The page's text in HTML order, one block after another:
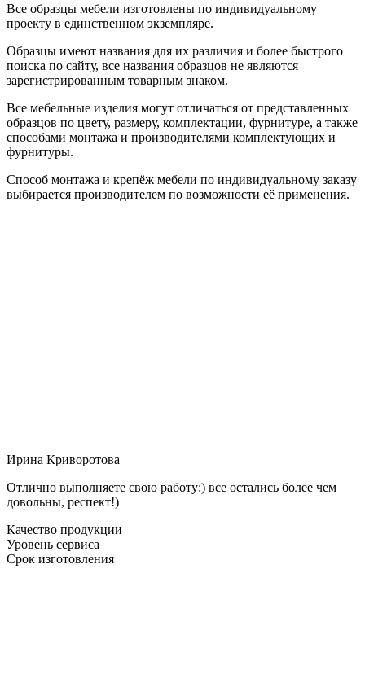
Все образцы мебели изготовлены по индивидуальному
проекту в единственном экземпляре.
Образцы имеют названия для их различия и более быстрого
поиска по сайту, все названия образцов не являются
зарегистрированным товарным знаком.
Все мебельные изделия могут отличаться от представленных
образцов по цвету, размеру, комплектации, фурнитуре, а также
способами монтажа и производителями комплектующих и
фурнитуры.
Способ монтажа и крепёж мебели по индивидуальному заказу
выбирается производителем по возможности её применения.
Ирина Криворотова
Отлично выполняете свою работу:) все остались более чем
довольны, респект!)
Качество продукции
Уровень сервиса
Срок изготовления